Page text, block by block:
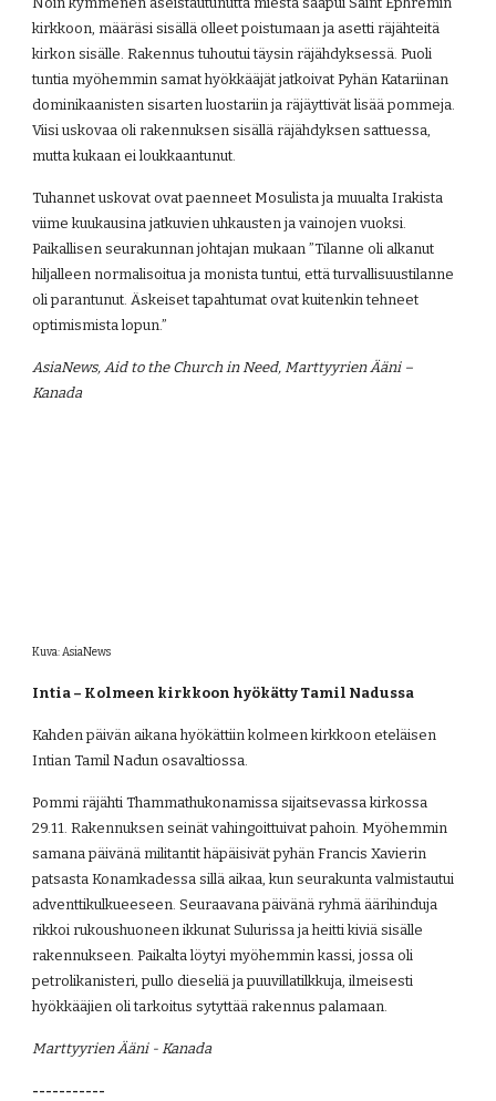
kirkkoon, määräsi sisällä olleet poistumaan ja asetti räjähteitä
kirkon sisälle. Rakennus tuhoutui täysin räjähdyksessä. Puoli
tuntia myöhemmin samat hyökkääjät jatkoivat Pyhän Katariinan
dominikaanisten sisarten luostariin ja räjäyttivät lisää pommeja.
Viisi uskovaa oli rakennuksen sisällä räjähdyksen sattuessa,
mutta kukaan ei loukkaantunut.
Tuhannet uskovat ovat paenneet Mosulista ja muualta Irakista
viime kuukausina jatkuvien uhkausten ja vainojen vuoksi.
Paikallisen seurakunnan johtajan mukaan ”Tilanne oli alkanut
hiljalleen normalisoitua ja monista tuntui, että turvallisuustilanne
oli parantunut. Äskeiset tapahtumat ovat kuitenkin tehneet
optimismista lopun.”
AsiaNews, Aid to the Church in Need, Marttyyrien Ääni –
Kanada
Kuva: AsiaNews
Intia – Kolmeen kirkkoon hyökätty Tamil Nadussa
Kahden päivän aikana hyökättiin kolmeen kirkkoon eteläisen
Intian Tamil Nadun osavaltiossa.
Pommi räjähti Thammathukonamissa sijaitsevassa kirkossa
29.11. Rakennuksen seinät vahingoittuivat pahoin. Myöhemmin
samana päivänä militantit häpäisivät pyhän Francis Xavierin
patsasta Konamkadessa sillä aikaa, kun seurakunta valmistautui
adventtikulkueeseen. Seuraavana päivänä ryhmä äärihinduja
rikkoi rukoushuoneen ikkunat Sulurissa ja heitti kiviä sisälle
rakennukseen. Paikalta löytyi myöhemmin kassi, jossa oli
petrolikanisteri, pullo dieseliä ja puuvillatilkkuja, ilmeisesti
hyökkääjien oli tarkoitus sytyttää rakennus palamaan.
Marttyyrien Ääni - Kanada
-----------